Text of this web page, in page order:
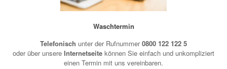
Waschtermin
Telefonisch unter der Rufnummer0800 122 122 5
oder über unsere Internetseite können Sie einfach und unkompliziert
einen Termin mit uns vereinbaren.